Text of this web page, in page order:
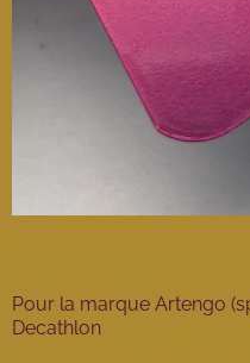
Pour la marque Artengo
Decathlon